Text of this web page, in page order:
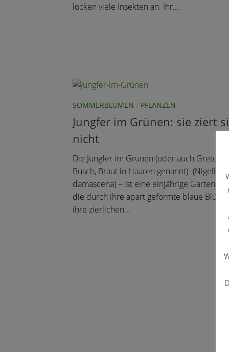
locken viele Insekten an. Ihr...
SOMMERBLUMEN / PFLANZEN
Jungfer im Grünen: sie ziert
nicht
Die Jungfer im Grünen (oder auch
Busch, Braut in Haaren genannt)- (Nigella
damascena) – ist eine einjährige
die durch ihre apart geformte blaue Blüte
ihre zierlichen...